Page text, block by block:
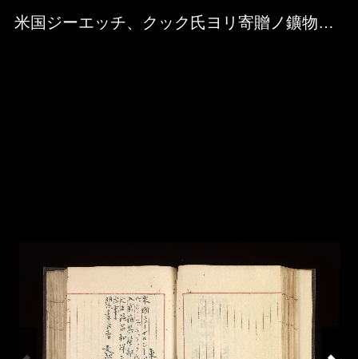
Media Viewer 米国ジーエッチ、クック氏ヨリ寄贈ノ鑛物本部エ交付ノ件